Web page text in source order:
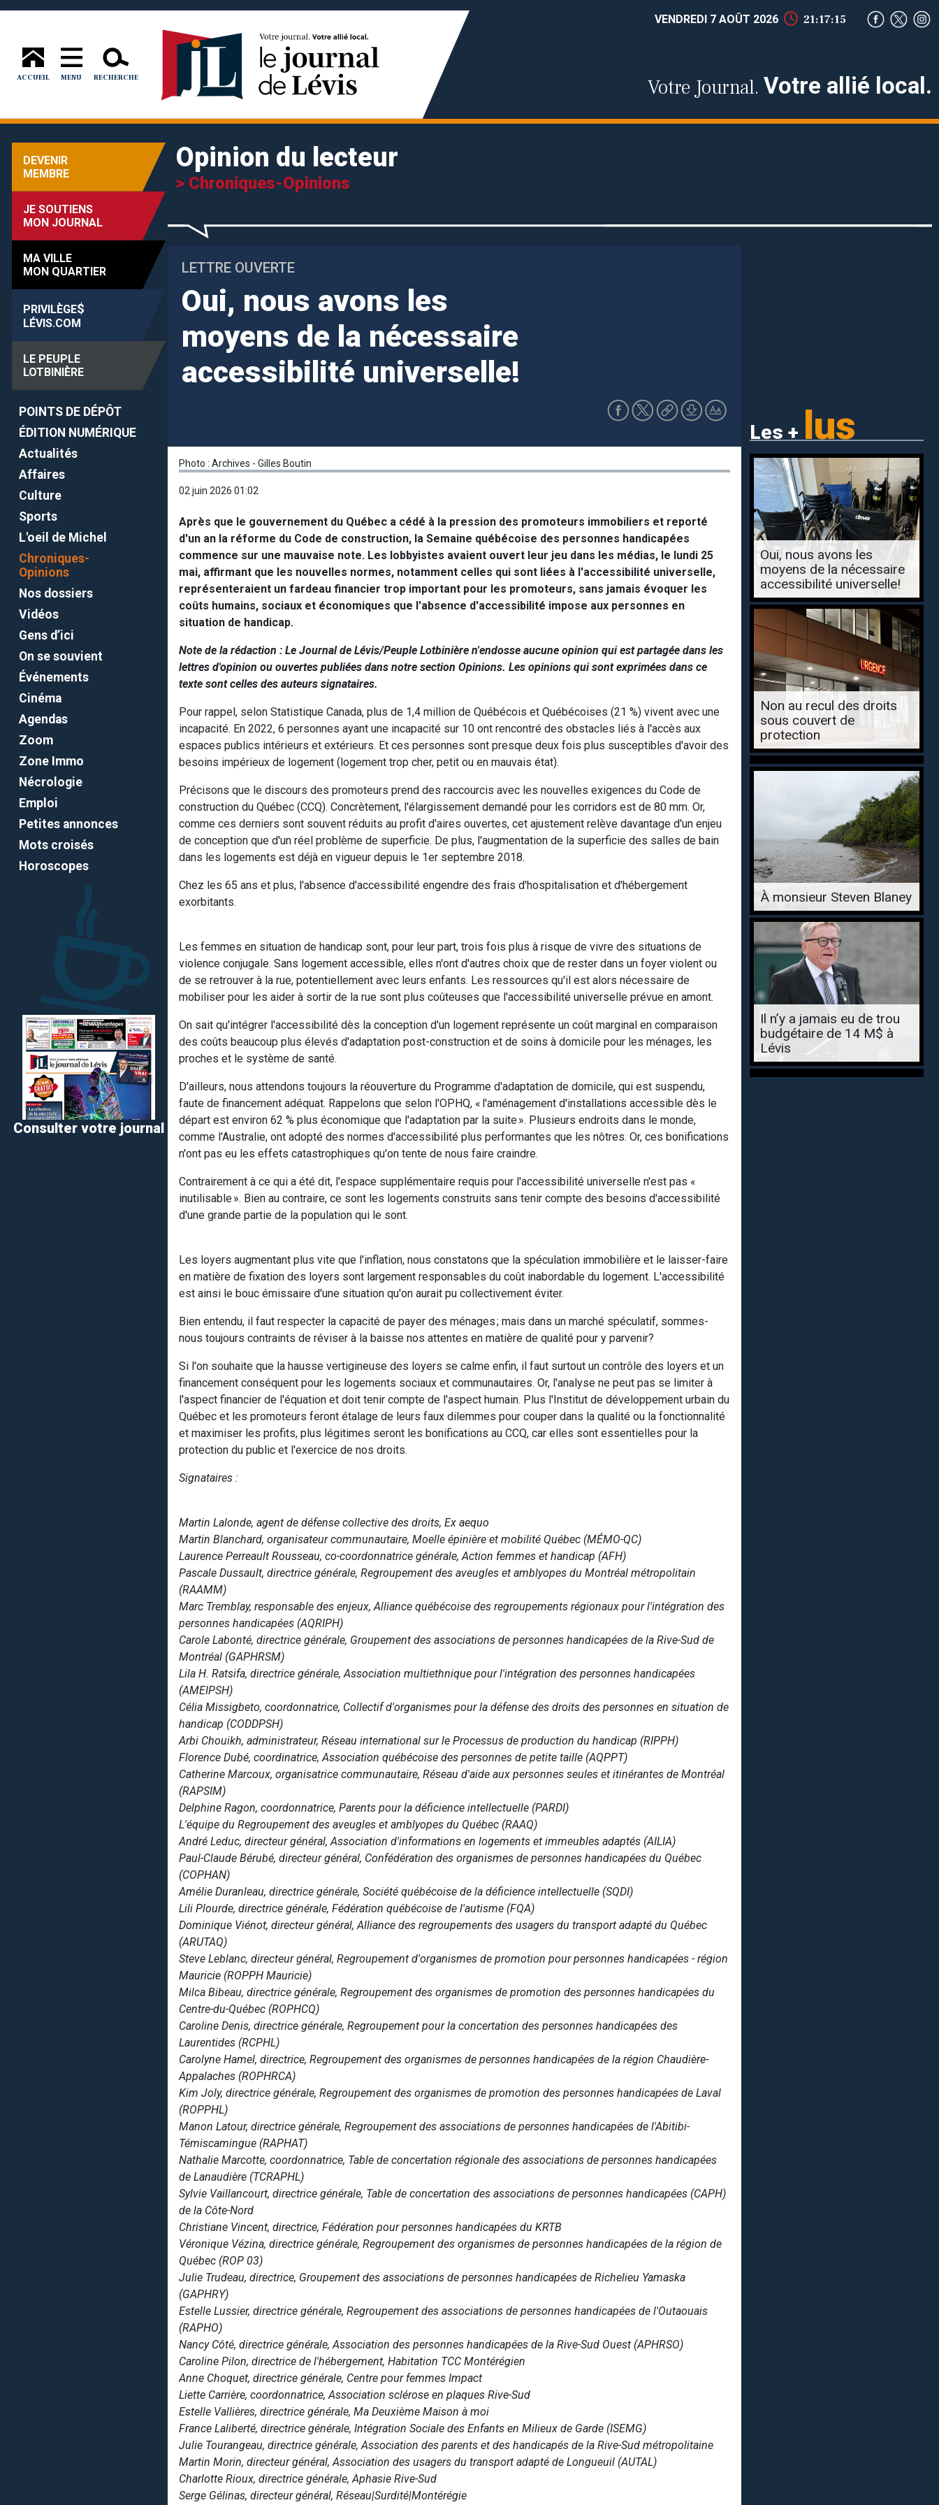
ACCUEIL MENU RECHERCHE
VENDREDI 7 AOÛT 2026 21:17:16
Votre Journal. Votre allié local.
DEVENIR
MEMBRE
JE SOUTIENS
MON JOURNAL
MA VILLE
MON QUARTIER
PRIVILÈGE$
LÉVIS.COM
LE PEUPLE
LOTBINIÈRE
POINTS DE DÉPÔT
ÉDITION NUMÉRIQUE
Actualités
Affaires
Culture
Sports
L'oeil de Michel
Chroniques-
Opinions
Nos dossiers
Vidéos
Gens d’ici
On se souvient
Événements
Cinéma
Agendas
Zoom
Zone Immo
Nécrologie
Emploi
Petites annonces
Mots croisés
Horoscopes
Consulter votre journal
Opinion du lecteur
> Chroniques-Opinions
LETTRE OUVERTE
Oui, nous avons les
moyens de la nécessaire
accessibilité universelle!
Les + lus
Photo : Archives - Gilles Boutin
02 juin 2026 01:02
Après que le gouvernement du Québec a cédé à la pression des promoteurs immobiliers et reporté
d'un an la réforme du Code de construction, la Semaine québécoise des personnes handicapées
commence sur une mauvaise note. Les lobbyistes avaient ouvert leur jeu dans les médias, le lundi 25
mai, affirmant que les nouvelles normes, notamment celles qui sont liées à l'accessibilité universelle,
représenteraient un fardeau financier trop important pour les promoteurs, sans jamais évoquer les
coûts humains, sociaux et économiques que l'absence d'accessibilité impose aux personnes en
situation de handicap.
Note de la rédaction : Le Journal de Lévis/Peuple Lotbinière n'endosse aucune opinion qui est partagée dans les
lettres d'opinion ou ouvertes publiées dans notre section Opinions. Les opinions qui sont exprimées dans ce
texte sont celles des auteurs signataires.
Pour rappel, selon Statistique Canada, plus de 1,4 million de Québécois et Québécoises (21 %) vivent avec une
incapacité. En 2022, 6 personnes ayant une incapacité sur 10 ont rencontré des obstacles liés à l'accès aux
espaces publics intérieurs et extérieurs. Et ces personnes sont presque deux fois plus susceptibles d'avoir des
besoins impérieux de logement (logement trop cher, petit ou en mauvais état).
Précisons que le discours des promoteurs prend des raccourcis avec les nouvelles exigences du Code de
construction du Québec (CCQ). Concrètement, l'élargissement demandé pour les corridors est de 80 mm. Or,
comme ces derniers sont souvent réduits au profit d'aires ouvertes, cet ajustement relève davantage d'un enjeu
de conception que d'un réel problème de superficie. De plus, l'augmentation de la superficie des salles de bain
dans les logements est déjà en vigueur depuis le 1er septembre 2018.
Chez les 65 ans et plus, l'absence d'accessibilité engendre des frais d'hospitalisation et d'hébergement
exorbitants.
Les femmes en situation de handicap sont, pour leur part, trois fois plus à risque de vivre des situations de
violence conjugale. Sans logement accessible, elles n'ont d'autres choix que de rester dans un foyer violent ou
de se retrouver à la rue, potentiellement avec leurs enfants. Les ressources qu'il est alors nécessaire de
mobiliser pour les aider à sortir de la rue sont plus coûteuses que l'accessibilité universelle prévue en amont.
On sait qu'intégrer l'accessibilité dès la conception d'un logement représente un coût marginal en comparaison
des coûts beaucoup plus élevés d'adaptation post-construction et de soins à domicile pour les ménages, les
proches et le système de santé.
D'ailleurs, nous attendons toujours la réouverture du Programme d'adaptation de domicile, qui est suspendu,
faute de financement adéquat. Rappelons que selon l'OPHQ, « l'aménagement d'installations accessible dès le
départ est environ 62 % plus économique que l'adaptation par la suite ». Plusieurs endroits dans le monde,
comme l'Australie, ont adopté des normes d'accessibilité plus performantes que les nôtres. Or, ces bonifications
n'ont pas eu les effets catastrophiques qu'on tente de nous faire craindre.
Contrairement à ce qui a été dit, l'espace supplémentaire requis pour l'accessibilité universelle n'est pas «
inutilisable ». Bien au contraire, ce sont les logements construits sans tenir compte des besoins d'accessibilité
d'une grande partie de la population qui le sont.
Les loyers augmentant plus vite que l'inflation, nous constatons que la spéculation immobilière et le laisser-faire
en matière de fixation des loyers sont largement responsables du coût inabordable du logement. L'accessibilité
est ainsi le bouc émissaire d'une situation qu'on aurait pu collectivement éviter.
Bien entendu, il faut respecter la capacité de payer des ménages ; mais dans un marché spéculatif, sommes-
nous toujours contraints de réviser à la baisse nos attentes en matière de qualité pour y parvenir?
Si l'on souhaite que la hausse vertigineuse des loyers se calme enfin, il faut surtout un contrôle des loyers et un
financement conséquent pour les logements sociaux et communautaires. Or, l'analyse ne peut pas se limiter à
l'aspect financier de l'équation et doit tenir compte de l'aspect humain. Plus l'Institut de développement urbain du
Québec et les promoteurs feront étalage de leurs faux dilemmes pour couper dans la qualité ou la fonctionnalité
et maximiser les profits, plus légitimes seront les bonifications au CCQ, car elles sont essentielles pour la
protection du public et l'exercice de nos droits.
Signataires :
Martin Lalonde, agent de défense collective des droits, Ex aequo
Martin Blanchard, organisateur communautaire, Moelle épinière et mobilité Québec (MÉMO-QC)
Laurence Perreault Rousseau, co-coordonnatrice générale, Action femmes et handicap (AFH)
Pascale Dussault, directrice générale, Regroupement des aveugles et amblyopes du Montréal métropolitain
(RAAMM)
Marc Tremblay, responsable des enjeux, Alliance québécoise des regroupements régionaux pour l'intégration des
personnes handicapées (AQRIPH)
Carole Labonté, directrice générale, Groupement des associations de personnes handicapées de la Rive-Sud de
Montréal (GAPHRSM)
Lila H. Ratsifa, directrice générale, Association multiethnique pour l'intégration des personnes handicapées
(AMEIPSH)
Célia Missigbeto, coordonnatrice, Collectif d'organismes pour la défense des droits des personnes en situation de
handicap (CODDPSH)
Arbi Chouikh, administrateur, Réseau international sur le Processus de production du handicap (RIPPH)
Florence Dubé, coordinatrice, Association québécoise des personnes de petite taille (AQPPT)
Catherine Marcoux, organisatrice communautaire, Réseau d'aide aux personnes seules et itinérantes de Montréal
(RAPSIM)
Delphine Ragon, coordonnatrice, Parents pour la déficience intellectuelle (PARDI)
L'équipe du Regroupement des aveugles et amblyopes du Québec (RAAQ)
André Leduc, directeur général, Association d'informations en logements et immeubles adaptés (AILIA)
Paul-Claude Bérubé, directeur général, Confédération des organismes de personnes handicapées du Québec
(COPHAN)
Amélie Duranleau, directrice générale, Société québécoise de la déficience intellectuelle (SQDI)
Lili Plourde, directrice générale, Fédération québécoise de l'autisme (FQA)
Dominique Viénot, directeur général, Alliance des regroupements des usagers du transport adapté du Québec
(ARUTAQ)
Steve Leblanc, directeur général, Regroupement d'organismes de promotion pour personnes handicapées - région
Mauricie (ROPPH Mauricie)
Milca Bibeau, directrice générale, Regroupement des organismes de promotion des personnes handicapées du
Centre-du-Québec (ROPHCQ)
Caroline Denis, directrice générale, Regroupement pour la concertation des personnes handicapées des
Laurentides (RCPHL)
Carolyne Hamel, directrice, Regroupement des organismes de personnes handicapées de la région Chaudière-
Appalaches (ROPHRCA)
Kim Joly, directrice générale, Regroupement des organismes de promotion des personnes handicapées de Laval
(ROPPHL)
Manon Latour, directrice générale, Regroupement des associations de personnes handicapées de l'Abitibi-
Témiscamingue (RAPHAT)
Nathalie Marcotte, coordonnatrice, Table de concertation régionale des associations de personnes handicapées
de Lanaudière (TCRAPHL)
Sylvie Vaillancourt, directrice générale, Table de concertation des associations de personnes handicapées (CAPH)
de la Côte-Nord
Christiane Vincent, directrice, Fédération pour personnes handicapées du KRTB
Véronique Vézina, directrice générale, Regroupement des organismes de personnes handicapées de la région de
Québec (ROP 03)
Julie Trudeau, directrice, Groupement des associations de personnes handicapées de Richelieu Yamaska
(GAPHRY)
Estelle Lussier, directrice générale, Regroupement des associations de personnes handicapées de l'Outaouais
(RAPHO)
Nancy Côté, directrice générale, Association des personnes handicapées de la Rive-Sud Ouest (APHRSO)
Caroline Pilon, directrice de l'hébergement, Habitation TCC Montérégien
Anne Choquet, directrice générale, Centre pour femmes Impact
Liette Carrière, coordonnatrice, Association sclérose en plaques Rive-Sud
Estelle Vallières, directrice générale, Ma Deuxième Maison à moi
France Laliberté, directrice générale, Intégration Sociale des Enfants en Milieux de Garde (ISEMG)
Julie Tourangeau, directrice générale, Association des parents et des handicapés de la Rive-Sud métropolitaine
Martin Morin, directeur général, Association des usagers du transport adapté de Longueuil (AUTAL)
Charlotte Rioux, directrice générale, Aphasie Rive-Sud
Serge Gélinas, directeur général, Réseau|Surdité|Montérégie
Oui, nous avons les
moyens de la nécessaire
accessibilité universelle!
Non au recul des droits
sous couvert de
protection
À monsieur Steven Blaney
Il n’y a jamais eu de trou
budgétaire de 14 M$ à
Lévis